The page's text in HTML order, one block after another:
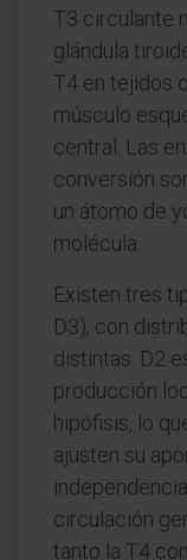
T3 circulante
glándula
T4 en tejidos
músculo
central. Las
conversión
un átomo de
molécula.
Existen tres
D3), con
distintas. D2
producción
hipófisis, lo
ajusten su
circulación
tanto la T4